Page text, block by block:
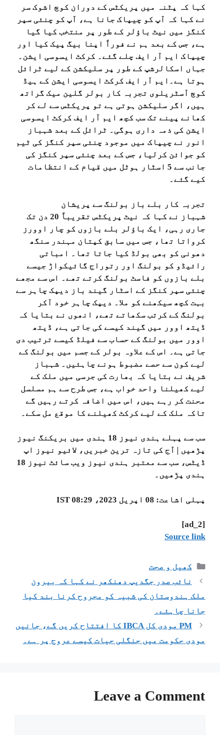
کہا کہ پٹنہ میں پریکٹس کے دوران کوچ اشوک سر
نے کہا کہ آپ کو چیپاک جانا ہے، آپ کو چنئی سپر
کنگز میں نیٹ باؤلر کے طور پر منتخب کیا گیا
ہے، جس کے بعد ہم نے فوراً اپنا بیگ پیک کیا اور
چیپاک ایم آر ایف چلے گئے۔ کرکٹ ایسوسی ایشن۔
جہاں اسکالرشپ کے طور پر سلیکشن کے لیے ٹرائل
ہوتا ہے۔ایم آر ایف کرکٹ ایسوسی ایشن کے ہیڈ
کوچ آسٹریلوی تجربہ کار بولر گلین میک گراتھ
ہیں، اگر سلیکشن ہوتی ہے تو پریکٹس سے لے کر
کھانے پینے تک سب کچھ ایم آر ایف کرکٹ ایسوسی
ایشن کی ذمہ داری ہوگی۔ ٹرائل کے بعد شہباز
انور نے چیپاک میں موجود چنئی سپر کنگز کی ٹیم
کو جوائن کرلیا، جس کے بعد چنئی سپر کنگز کی
جانب سے 5 اسٹار ہوٹل میں قیام کے انتظامات
کیے گئے۔
تجربہ کار بلے باز بولنگ سے پریشان
شہباز نے کہا کہ نیٹ پریکٹس تقریباً 20 دن تک
جاری رہی، ایک باؤلر بلے بازوں کو چار اوورز
کرواتا تھا، جس میں سابق کپتان مہندر سنگھ
دھونی کو بھی بولڈ کیا جاتا تھا۔ امباتی
رائیڈو کو بولنگ اور رتوراج گائیکواڑ جیسے
بلے بازوں کو فاسٹ بولنگ کرتے تھے۔ اس سے مجھے
چنئی سپر کنگز کے اسٹار گیند باز دیپک چاہر سے
بہت کچھ سیکھنے کو ملا۔ دیپک چاہر خود آکر
بولنگ کے کرتب سکھاتے تھے، انھوں نے بتایا کہ
ڈیتھ اوور میں گیند کیسے کی جاتی ہے، ڈیتھ
اوور میں بولنگ کے حساب سے فیلڈ کیسے ترتیب دی
جاتی ہے۔ اس کے علاوہ بولر کے جسم میں بولنگ کے
لیے کون سے حصے مضبوط ہونے چاہئیں۔ شہباز
شریف نے بتایا کہ بھارت کی جرسی میں ملک کے
لیے کھیلنا واحد خواب ہے، جس طرح سے ہم مسلسل
محنت کر رہے ہیں، اس میں اضافہ کرتے رہیں گے
تاکہ ملک کے لیے کرکٹ کھیلنے کا موقع مل سکے۔
سب سے پہلے ہندی نیوز 18 ہندی میں بریکنگ نیوز
پڑھیں | آج کی تازہ ترین خبریں، لائیو نیوز اپ
ڈیٹس، سب سے معتبر ہندی نیوز ویب سائٹ نیوز 18
ہندی پڑھیں۔
پہلی اشاعت: 08 اپریل 2023، 08:29 IST
[ad_2]
Source link
کھیل و صحت
نائب صدر جگدیپ دھنکھر نے کہا کہ بیرون
ملک ہندوستان کی شبیہ کو مجروح کرنا بند کیا
جانا چاہئے۔
PM مودی کل IBCA کا افتتاح کریں گے، جانیں
مودی حکومت میں جنگلی حیات کیسے عروج پر ہے۔
Leave a Comment